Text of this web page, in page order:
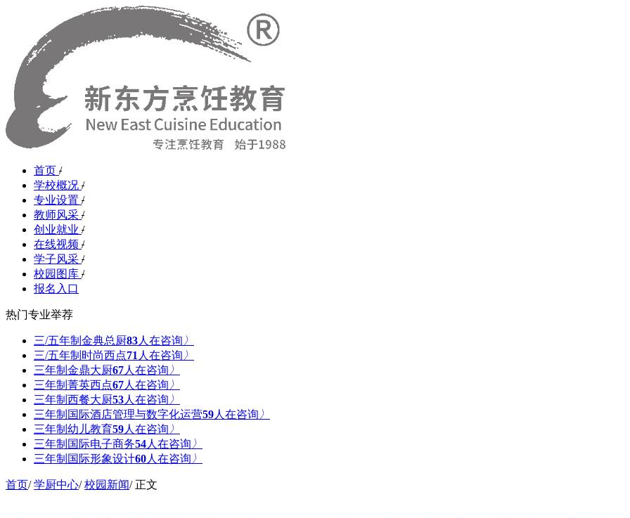
首页 /
学校概况 /
专业设置 /
教师风采 /
创业就业 /
在线视频 /
学子风采 /
校园图库 /
报名入口
热门专业举荐
三/五年制金典总厨76人在咨询 〉
三/五年制时尚西点71 人在咨询 〉
三年制金鼎大厨67人在咨询 〉
三年制菁英西点67人在咨询 〉
三年制西餐大厨58人在咨询 〉
三年制国际酒店管理与数字化运营59人在咨询 〉
三年制幼儿教育59人在咨询 〉
三年制国际电子商务53人在咨询 〉
三年制国际形象设计60人在咨询 〉
首页/学厨中心/校园新闻/ 正文